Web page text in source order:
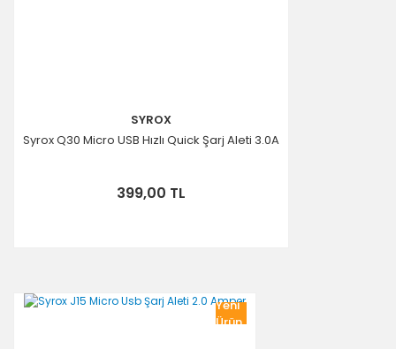
SYROX
Syrox Q30 Micro USB Hızlı Quick Şarj Aleti 3.0A
399,00 TL
Yeni
Ürün